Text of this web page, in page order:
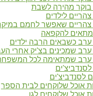
מהירה לשבת
לילדים
שאפשר לחמם
להקפאה
כשבאים הרבה ילדים
שמכינים בצ'יק אחרי
ערב שמתאימה לכל
לסנדביצ'ים
אוכל שלוקחים לבית הספר
אוכל שלוקחים לגן